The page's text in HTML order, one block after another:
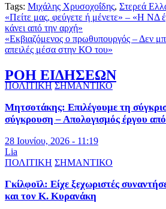
Tags: Μιχάλης Χρυσοχοΐδης, Στερεά
Πλοήγηση
άρθρων
«Πείτε μας, φεύγετε ή μένετε» – «Η ΝΔ
κάνει από την αρχή»
«Εκβιαζόμενος ο πρωθυπουργός – Δεν
απειλές μέσα στην ΚΟ του»
ΡΟΗ ΕΙΔΗΣΕΩΝ
ΠΟΛΙΤΙΚΗ ΣΗΜΑΝΤΙΚΟ
Μητσοτάκης: Επιλέγουμε τη
σύγκρουση – Απολογισμός έργου
28 Ιουνίου, 2026 - 11:19
Lia
ΠΟΛΙΤΙΚΗ ΣΗΜΑΝΤΙΚΟ
Γκίλφοϊλ: Είχε ξεχωριστές
και τον Κ. Κυρανάκη